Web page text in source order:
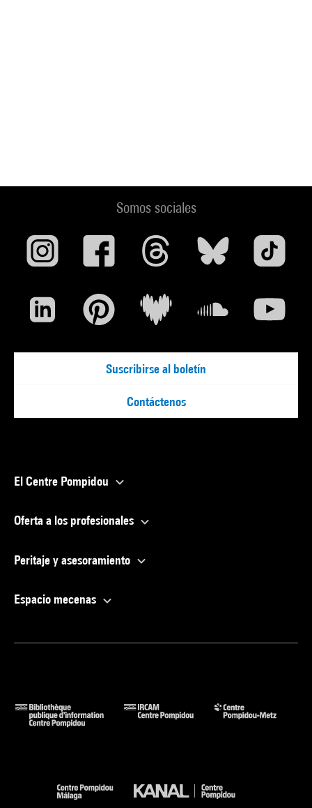
Somos sociales
Suscribirse al boletín
Contáctenos
El Centre Pompidou
Oferta a los profesionales
Peritaje y asesoramiento
Espacio mecenas